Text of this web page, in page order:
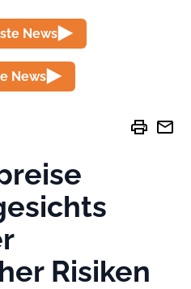
News
News
print mail
Risiken